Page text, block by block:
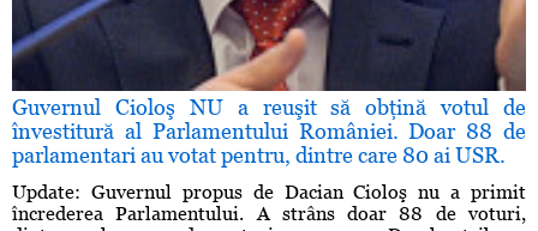
Guvernul Cioloş NU a reuşit să obţină votul de
învestitură al Parlamentului României. Doar 88 de
parlamentari au votat pentru, dintre care 80 ai USR.
Update: Guvernul propus de Dacian Cioloş nu a primit
încrederea Parlamentului. A strâns doar 88 de voturi,